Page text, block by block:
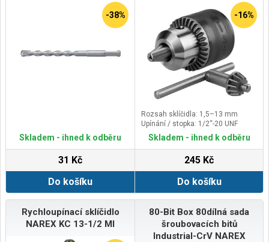
-38%
Skladem - ihned k odběru
31 Kč
Do košíku
-16%
Rozsah sklíčidla: 1,5–13 mm
Upínání / stopka: 1/2“-20 UNF
Skladem - ihned k odběru
245 Kč
Do košíku
Rychloupínací sklíčidlo
NAREX KC 13-1/2 MI
80-Bit Box 80dílná sada
šroubovacích bitů
Industrial-CrV NAREX